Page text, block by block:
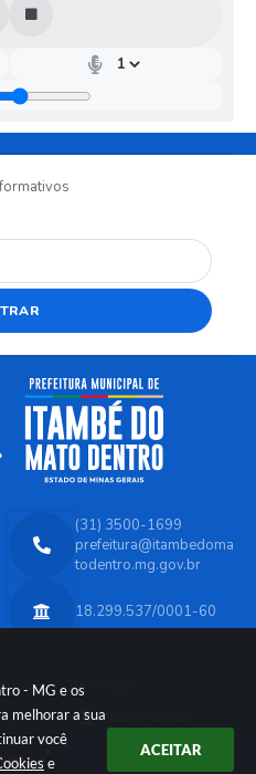
- MG e os
melhorar a sua
você
e
ACEITAR
(31) 3500-1699
prefeitura@itambedoma
todentro.mg.gov.br
18.299.537/0001-60
3.5.3 - 19/06/2026
2026 14:45 Dados Abertos